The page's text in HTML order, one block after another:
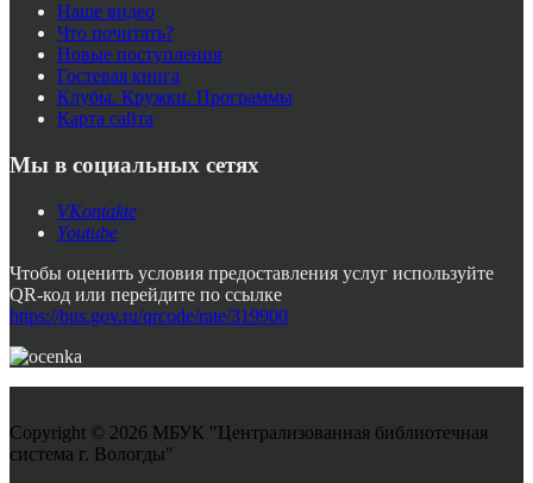
Наше видео
Что почитать?
Новые поступления
Гостевая книга
Клубы. Кружки. Программы
Карта сайта
Мы в социальных сетях
VKontakte
Youtube
Чтобы оценить условия предоставления услуг используйте
QR-код или перейдите по ссылке
https://bus.gov.ru/qrcode/rate/319900
Copyright © 2026 МБУК "Централизованная библиотечная
система г. Вологды"